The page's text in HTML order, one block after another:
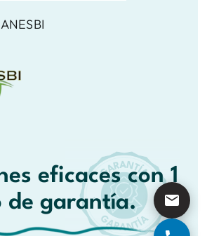
eficaces con 1
de garantía.